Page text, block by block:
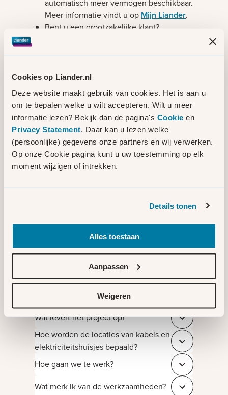
Cookies op Liander.nl
Deze website maakt gebruik van cookies. Het is aan u
om te bepalen welke u wilt accepteren. Wilt u meer
informatie lezen? Bekijk dan de pagina's Cookie en
Privacy Statement. Daar kan u lezen welke
(persoonlijke) gegevens onze partners en wij verwerken.
Op onze Cookie pagina kunt u uw toestemming op elk
moment wijzigen of intrekken.
Details tonen
Alles toestaan
Aanpassen
Weigeren
automatisch meer vermogen beschikbaar.
Meer informatie vindt u op Mijn Liander.
Bent u een grootzakelijke klant?
Cookies
Accepteer marketing cookies om dit te bekijken
Contact
Heeft u vragen over de werkzaamheden?
Neem dan contact op met de
BouwApp.
NuLelie gebied
Meer over de
Meer weten?
Wat levert het project op? Sluit
Hoe worden de locaties van kabels en
elektriciteitshuisjes bepaald?
Sluit
Hoe gaan we te werk? Sluit
Wat merk ik van de werkzaamheden? Sluit